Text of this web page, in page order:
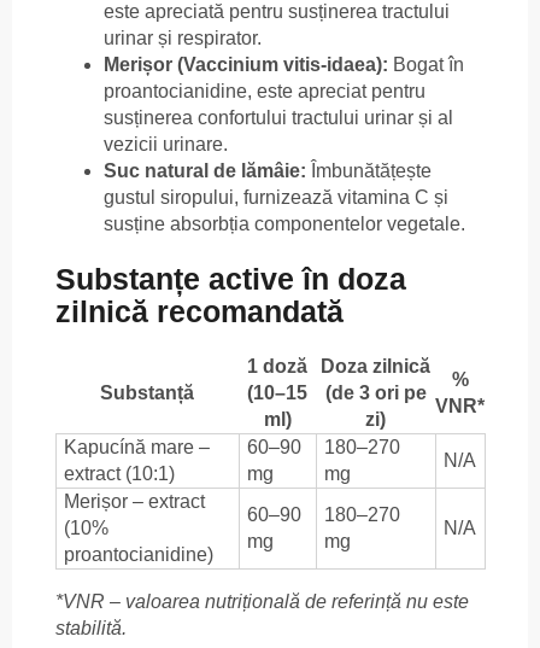
este apreciată pentru susținerea tractului
urinar și respirator.
Merișor (Vaccinium vitis-idaea): Bogat în
proantocianidine, este apreciat pentru
susținerea confortului tractului urinar și al
vezicii urinare.
Suc natural de lămâie: Îmbunătățește
gustul siropului, furnizează vitamina C și
susține absorbția componentelor vegetale.
Substanțe active în doza
zilnică recomandată
Substanță
1 doză
(10–15
ml)
Doza zilnică
(de 3 ori pe
zi)
%
VNR*
Kapucínă mare –
extract (10:1)
60–90
mg
180–270
mg
N/A
Merișor – extract
(10%
proantocianidine)
60–90
mg
180–270
mg
N/A
*VNR – valoarea nutrițională de referință nu este
stabilită.